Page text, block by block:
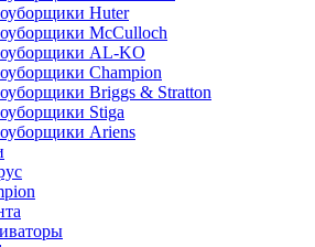
Huter
McCulloch
AL-KO
Champion
Briggs & Stratton
Stiga
Ariens